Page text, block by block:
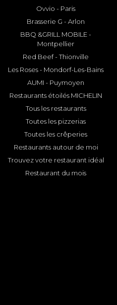
Ovvio - Paris
Brasserie G - Arlon
BBQ &GRILL MOBILE -
Montpellier
Red Beef - Thionville
Les Roses - Mondorf-Les-Bains
AUMI - Puymoyen
Restaurants étoilés MICHELIN
Tous les restaurants
Toutes les pizzerias
Toutes les crêperies
Restaurants autour de moi
Trouvez votre restaurant idéal
Restaurant du mois